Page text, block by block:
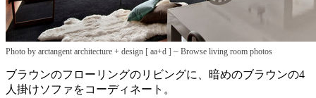
Photo by arctangent architecture + design [ aa+d ] – Browse living room photos
ブラウンのフローリングのリビングに、暗めのブラウンの4
人掛けソファをコーディネート。